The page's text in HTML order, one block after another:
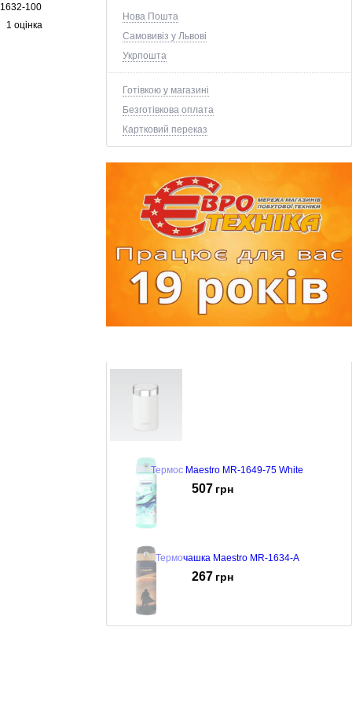
Нова Пошта
Самовивіз у Львові
Укрпошта
Готівкою у магазині
Безготівкова оплата
Картковий переказ
Термос Maestro MR-1649-75 White
507 грн
Термочашка Maestro MR-1634-A
267 грн
1632-100
1 оцінка